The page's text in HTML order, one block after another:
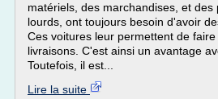
matériels, des marchandises, et des
lourds, ont toujours besoin d'avoir
Ces voitures leur permettent de
livraisons. C'est ainsi un avantage
Toutefois, il est...
Lire la suite